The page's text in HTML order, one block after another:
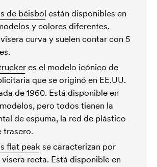
de béisbol están disponibles en
y colores diferentes.
curva y suelen contar con 5
es el modelo icónico de
que se originó en EE.UU.
de 1960. Está disponible en
pero todos tienen la
de espuma, la red de plástico
trasero.
flat peakse caracterizan por
recta. Está disponible en